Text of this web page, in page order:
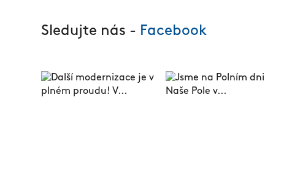
Sledujte nás - Facebook